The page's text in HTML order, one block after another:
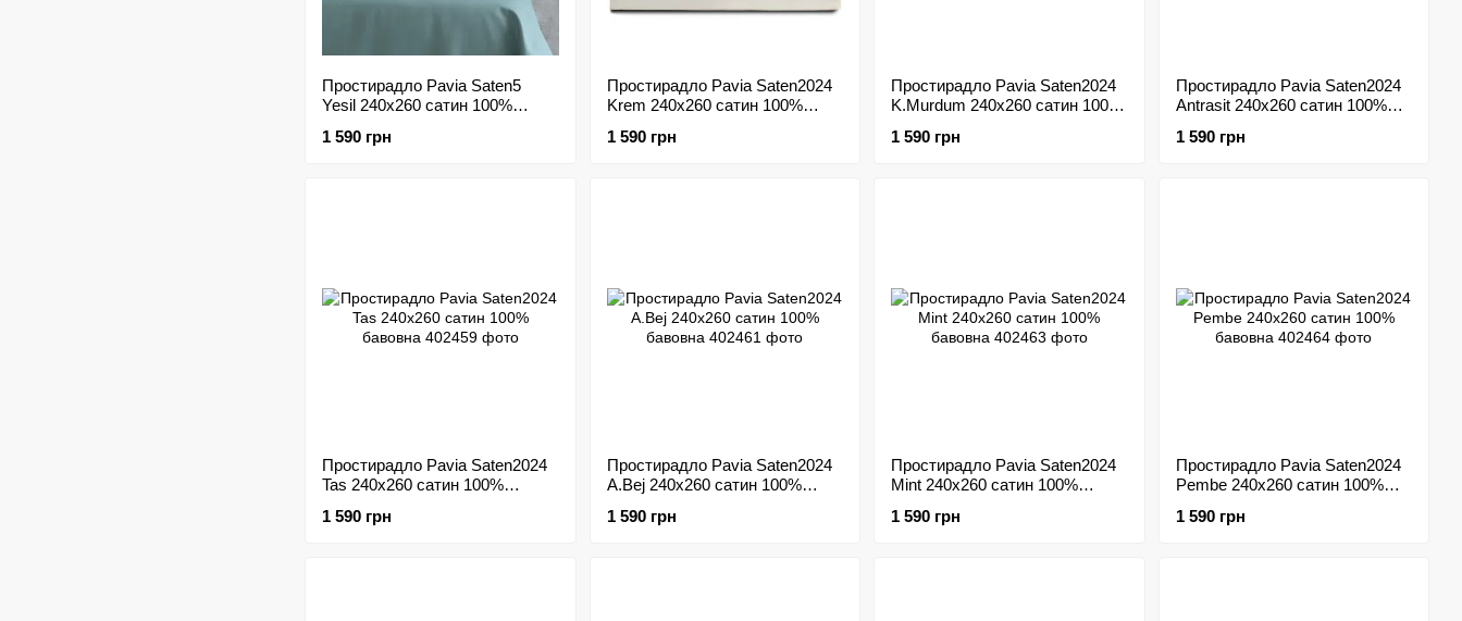
Простирадло Pavia Saten5
Yesil 240х260 сатин 100%
1 590 грн
Простирадло Pavia Saten2024
Krem 240х260 сатин 100%
1 590 грн
Простирадло Pavia Saten2024
K.Murdum 240х260 сатин 100%
1 590 грн
Простирадло Pavia Saten2024
Antrasit 240х260 сатин 100%
1 590 грн
Простирадло Pavia Saten2024
Tas 240х260 сатин 100%
1 590 грн
Простирадло Pavia Saten2024
A.Bej 240х260 сатин 100%
1 590 грн
Простирадло Pavia Saten2024
Mint 240х260 сатин 100%
1 590 грн
Простирадло Pavia Saten2024
Pembe 240х260 сатин 100%
1 590 грн